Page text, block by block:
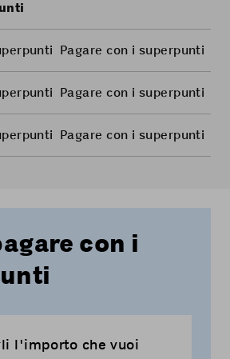
Pagare con i superpunti
Pagare con i superpunti
Pagare con i superpunti
con i
l'importo che vuoi